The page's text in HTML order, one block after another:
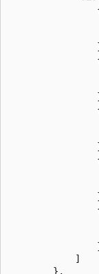
            ]
        },